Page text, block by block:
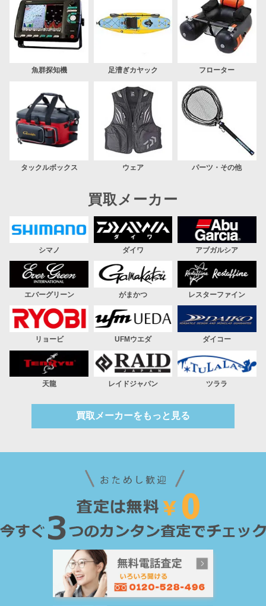
魚群探知機 足漕ぎカヤック フローター
タックルボックス ウェア パーツ・その他
買取メーカー
シマノ ダイワ アブガルシア
エバーグリーン がまかつ レスターファイン
リョービ UFMウエダ ダイコー
天龍 レイドジャパン ツララ
買取メーカーをもっと見る